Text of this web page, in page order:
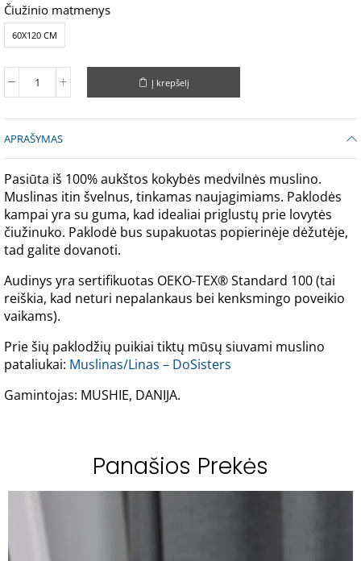
Čiužinio matmenys
60X120 CM
Į krepšelį
APRAŠYMAS
Pasiūta iš 100% aukštos kokybės medvilnės muslino.
Muslinas itin švelnus, tinkamas naujagimiams. Paklodės
kampai yra su guma, kad idealiai priglustų prie lovytės
čiužinuko. Paklodė bus supakuotas popierinėje dėžutėje,
tad galite dovanoti.
Audinys yra sertifikuotas OEKO-TEX® Standard 100 (tai
reiškia, kad neturi nepalankaus bei kenksmingo poveikio
vaikams).
Prie šių paklodžių puikiai tiktų mūsų siuvami muslino
pataliukai: Muslinas/Linas – DoSisters
Gamintojas: MUSHIE, DANIJA.
Panašios Prekės